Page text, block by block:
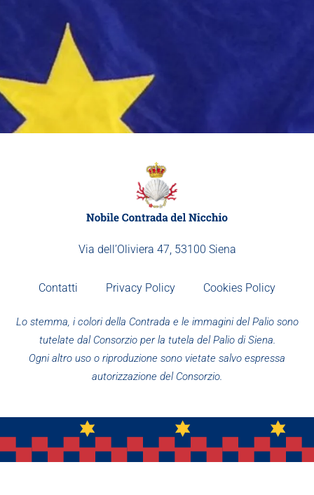
Via dell’Oliviera 47, 53100 Siena
Contatti Privacy Policy Cookies Policy
Lo stemma, i colori della Contrada e le immagini del Palio sono
tutelate dal Consorzio per la tutela del Palio di Siena.
Ogni altro uso o riproduzione sono vietate salvo espressa
autorizzazione del Consorzio.